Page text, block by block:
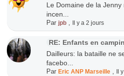
Le Domaine de la
incen...
Parjpb , Il y a 2 jours
RE: Enfants en
Dailleurs: la bataille ne
facebo...
ParEric ANP Marseille , Il